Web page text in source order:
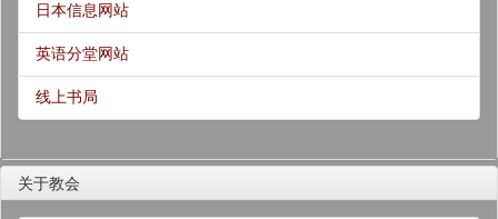
日本信息网站
英语分堂网站
线上书局
关于教会